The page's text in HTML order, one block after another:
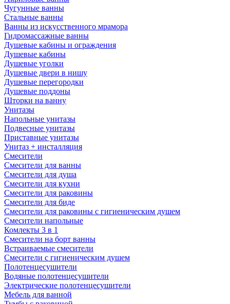
Чугунные ванны
Стальные ванны
Ванны из искусственного мрамора
Гидромассажные ванны
Душевые кабины и ограждения
Душевые кабины
Душевые уголки
Душевые двери в нишу
Душевые перегородки
Душевые поддоны
Шторки на ванну
Унитазы
Напольные унитазы
Подвесные унитазы
Приставные унитазы
Унитаз + инсталляция
Смесители
Смесители для ванны
Смесители для душа
Смесители для кухни
Смесители для раковины
Смесители для биде
Смесители для раковины с гигиеническим душем
Смесители напольные
Комлекты 3 в 1
Смесители на борт ванны
Встраиваемые смесители
Смесители с гигиеническим душем
Полотенцесушители
Водяные полотенцесушители
Электрические полотенцесушители
Мебель для ванной